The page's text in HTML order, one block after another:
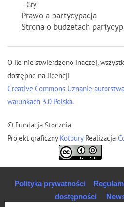
Gry
Prawo a partycypacja
Strona o budżetach
O ile nie stwierdzono inaczej,
dostępne na licencji
Creative Commons Uznanie
warunkach 3.0 Polska.
© Fundacja Stocznia
Projekt graficzny Kotbury Realizacja
Polityka prywatności
dostępności